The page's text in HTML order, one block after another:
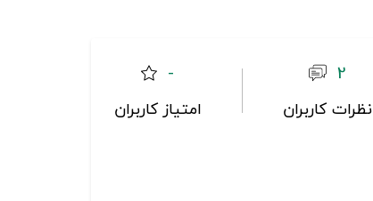
-
امتیاز کاربران
2
نظرات کاربران